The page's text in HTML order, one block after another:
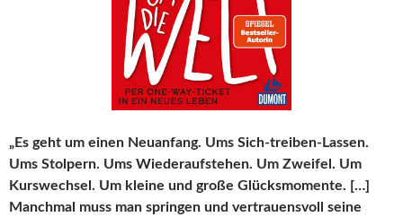
„Es geht um einen Neuanfang. Ums Sich-treiben-Lassen.
Ums Stolpern. Ums Wiederaufstehen. Um Zweifel. Um
Kurswechsel. Um kleine und große Glücksmomente. […]
Manchmal muss man springen und vertrauensvoll seine